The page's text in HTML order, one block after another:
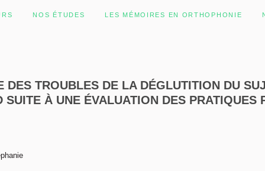
NOS ÉTUDES LES MÉMOIRES EN ORTHOPHONIE
DES TROUBLES DE LA DÉGLUTITION DU
À UNE ÉVALUATION DES PRATIQUES